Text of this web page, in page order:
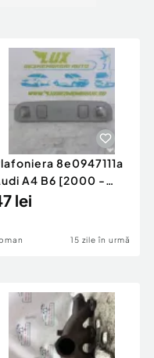
8e0947111a
A4 B6 [2000 -
lei
15 zile în urmă